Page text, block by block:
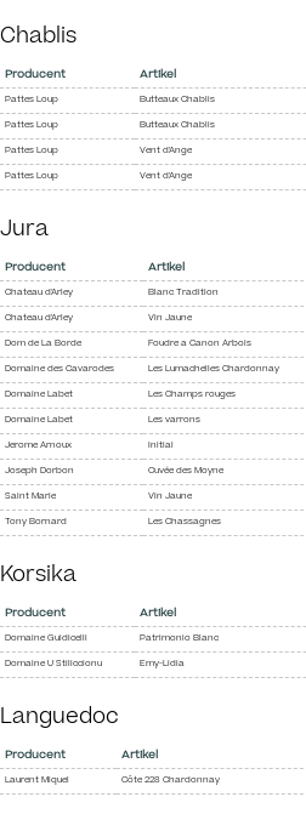
Chablis
Producent Artikel
Pattes Loup Butteaux Chablis
Pattes Loup Butteaux Chablis
Pattes Loup Vent d'Ange
Pattes Loup Vent d'Ange
Jura
Producent Artikel
Chateau d'Arley Blanc Tradition
Chateau d'Arley Vin Jaune
Dom de La Borde Foudre a Canon Arbois
Domaine des Cavarodes Les Lumachelles Chardonnay
Domaine Labet Les Champs rouges
Domaine Labet Les varrons
Jerome Arnoux Initial
Joseph Dorbon Cuvée des Moyne
Saint Marie Vin Jaune
Tony Bornard Les Chassagnes
Korsika
Producent Artikel
Domaine Guidicelli Patrimonio Blanc
Domaine U Stiliccionu Emy-Lidia
Languedoc
Producent Artikel
Laurent Miquel Côte 228 Chardonnay